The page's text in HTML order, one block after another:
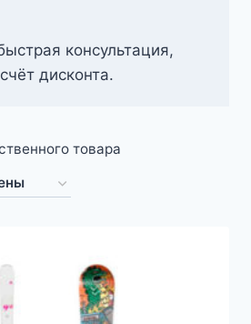
консультация,
дисконта.
товара